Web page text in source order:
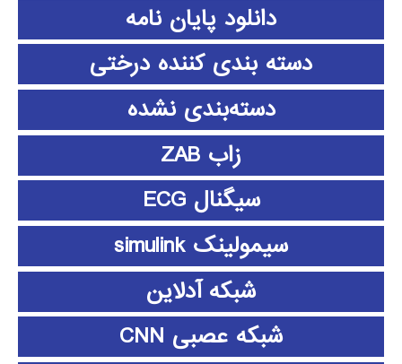
دانلود پايان نامه
دسته بندی کننده درختی
دسته‌بندی نشده
زاب ZAB
سیگنال ECG
سیمولینک simulink
شبکه آدلاین
شبکه عصبی CNN